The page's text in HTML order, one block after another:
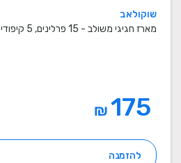
שוקולאב
מארז חגיגי משולב - 15 פרלינים, 5 קיפודים, 10 מדליונים
₪
להזמנה